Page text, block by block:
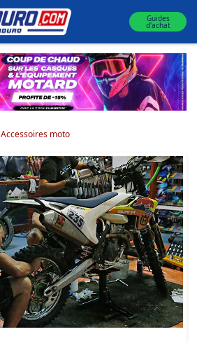
Guides
d'achat
Accessoires moto